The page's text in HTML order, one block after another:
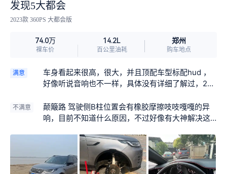
办法父母命 不可违！后面选的发现五 虽然有一些是
不理想。总体来说还是满意的。 揽胜加长很漂亮 ，
可是预算不足，努力加油40岁以后争取上！揽运也
不错无奈没有7座，卫士110外观太钢 也没有7座 放
弃！排除法做完以后只有发现五可以选了，当时我
把饱受诟病的尾部照片给我儿子看一下，他说很
帅！我想那是代表10后眼光的。70后 80后肯定觉得
非对称尾部不好看，我作为90后觉得没什么，挺好
的。外观套件，后排座椅 和中央操控都比发现五早
期有升级。 颜色我选的艾格峰灰 黑色感觉显老40岁
以后会考虑黑色 ，白色家里另外一台车是白色了。
配置我选的是中配Se 当时和顶配大都会大概做了一
个对比:两款配置落地差了8万左右，自己本身有路
虎配件渠道和改装车资源，把自己感觉有用的功
能，改装上去差不多4万就够了。简配的液晶仪表和
发现5大都会
2023款 360PS 大都会版
74.0万
裸车价
14.2L
百公里油耗
郑州
购车地点
满意
车身看起来很高，很大，并且顶配车型标配hud ，
好像听说音响也不一样，具体没有详细了解过，22
造，马路牙子悠着点也可以上，石头路不敢恭维。
偶然发现这大家伙还有一丢丢的声浪，低速的时候
动静，硅油风扇总会给你意想不到的惊喜。商场门
口想装8就地盘升到最高，告诉小哥下不去地库，顺
顺利利的停在商场1楼vip停车场
不满意
颠簸路 驾驶侧B柱位置会有橡胶摩擦吱吱嘎嘎的异
响，目前不知道什么原因，不过好像有大神解决这